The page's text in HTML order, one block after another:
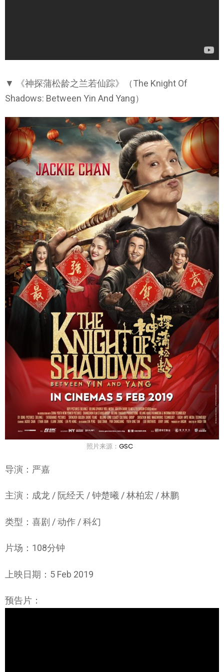
▼ 《神探蒲松龄之兰若仙踪》（The Knight Of
Shadows: Between Yin And Yang）
照片来源： GSC
导演：严嘉
主演：成龙 / 阮经天 / 钟楚曦 / 林柏宏 / 林鹏
类型：喜剧 / 动作 / 科幻
片场：108分钟
上映日期：5 Feb 2019
预告片：